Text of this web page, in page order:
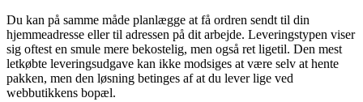
Du kan på samme måde planlægge at få ordren sendt til din
hjemmeadresse eller til adressen på dit arbejde. Leveringstypen viser
sig oftest en smule mere bekostelig, men også ret ligetil. Den mest
letkøbte leveringsudgave kan ikke modsiges at være selv at hente
pakken, men den løsning betinges af at du lever lige ved
webbutikkens bopæl.